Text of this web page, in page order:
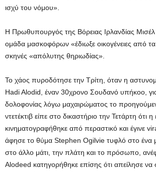
ισχύ του νόμου».
Η Πρωθυπουργός της Βόρειας Ιρλανδίας Μισέλ
ομάδα μασκοφόρων «έδιωξε οικογένειες από
σκηνές «απόλυτης θηριωδίας».
Το χάος πυροδότησε την Τρίτη, όταν η
Hadi Alodid, έναν 30χρονο Σουδανό υπήκοο,
δολοφονίας λόγω μαχαιρώματος το
ντετέκτιβ είπε στο δικαστήριο την Τετάρτη ότι
κινηματογραφήθηκε από περαστικό και έγινε
άφησε το θύμα Stephen Ogilvie τυφλό στο ένα
στο άλλο μάτι, την πλάτη και το πρόσωπο,
Alodeed κατηγορήθηκε επίσης ότι απείλησε να